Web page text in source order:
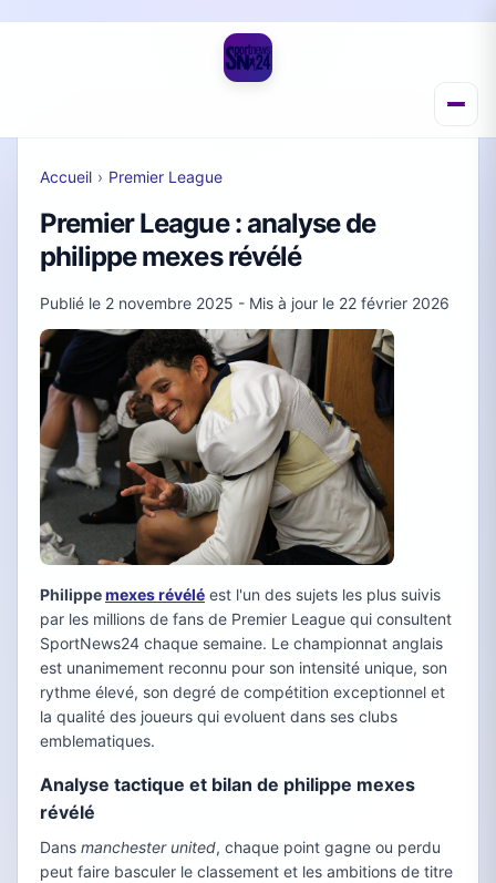
Accueil › Premier League
Premier League : analyse de
philippe mexes révélé
Publié le 2 novembre 2025 - Mis à jour le 22 février 2026
Philippemexes révélé est l'un des sujets les plus suivis
par les millions de fans de Premier League qui consultent
SportNews24 chaque semaine. Le championnat anglais
est unanimement reconnu pour son intensité unique, son
rythme élevé, son degré de compétition exceptionnel et
la qualité des joueurs qui evoluent dans ses clubs
emblematiques.
Analyse tactique et bilan de philippe mexes
révélé
Dans manchester united, chaque point gagne ou perdu
peut faire basculer le classement et les ambitions de titre